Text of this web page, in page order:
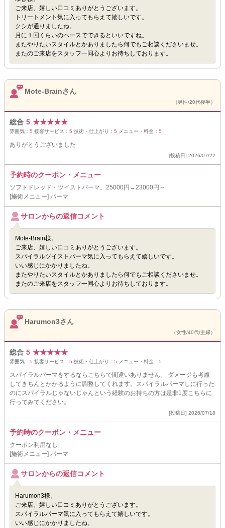
ご来店、嬉しい口コミありがとうございます。
トリートメント気に入ってもらえて嬉しいです。
クシが通りましたね。
月に１回くらいのペースでできるといいですね。
またやりたいスタイルとかありましたら何でもご相談くださいませ。
またのご来店をスタッフ一同心よりお待ちしております。
Mote-Brainさん
（男性/20代後半）
総合 5 ★★★★★
雰囲気： 5 接客サービス： 5 技術・仕上がり： 5 メニュー・料金： 5
ありがとうございました
[投稿日] 2026/07/22
予約時のクーポン・メニュー
ソフトドレッド・ツイストパーマ。25000円→23000円～
[施術メニュー] パーマ
サロンからの返信コメント
Mote-Brain様。
ご来店、嬉しい口コミありがとうございます。
スパイラルツイストパーマ気に入ってもらえて嬉しいです。
いい感じにかかりましたね。
またやりたいスタイルとかありましたら何でもご相談くださいませ。
またのご来店をスタッフ一同心よりお待ちしております。
Harumon3さん
（女性/40代/主婦）
総合 5 ★★★★★
雰囲気： 5 接客サービス： 5 技術・仕上がり： 5 メニュー・料金： 5
スパイラルパーマをするならこちらで間違いありません。 ダメージも考慮
してきちんとかかるように調整してくれます。スパイラルパーマしに行った
のにスパイラルじゃないじゃんという経験のお持ちの方は是非1度こちらに
行ってみてください。
[投稿日] 2026/07/18
予約時のクーポン・メニュー
クーポン利用なし
[施術メニュー] パーマ
サロンからの返信コメント
Harumon3様。
ご来店、嬉しい口コミありがとうございます。
スパイラルパーマ気に入ってもらえて嬉しいです。
いい感じにかかりましたね。